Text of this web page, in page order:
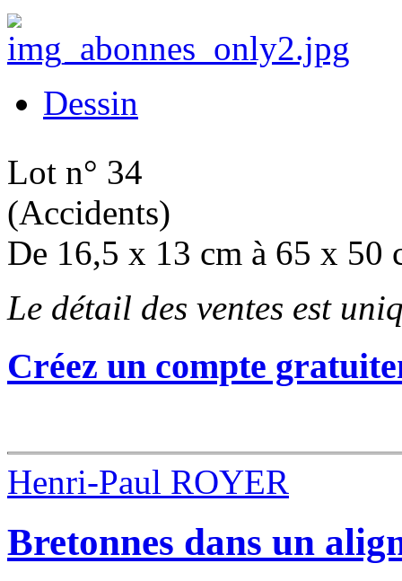
Dessin
Lot n° 34
(Accidents)
De 16,5 x 13 cm à 65 x
Le détail des ventes est
Créez un compte
Henri-Paul ROYER
Bretonnes dans un